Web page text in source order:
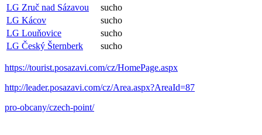
LG Zruč nad Sázavou
sucho
LG Kácov
sucho
LG Louňovice
sucho
LG Český Šternberk
sucho
https://tourist.posazavi.com/cz/HomePage.aspx
http://leader.posazavi.com/cz/Area.aspx?AreaId=87
pro-obcany/czech-point/